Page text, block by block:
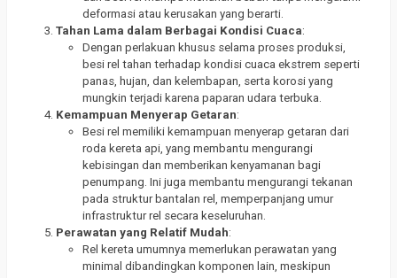
deformasi atau kerusakan yang berarti.
Tahan Lama dalam Berbagai Kondisi Cuaca:
Dengan perlakuan khusus selama proses produksi,
besi rel tahan terhadap kondisi cuaca ekstrem seperti
panas, hujan, dan kelembapan, serta korosi yang
mungkin terjadi karena paparan udara terbuka.
Kemampuan Menyerap Getaran:
Besi rel memiliki kemampuan menyerap getaran dari
roda kereta api, yang membantu mengurangi
kebisingan dan memberikan kenyamanan bagi
penumpang. Ini juga membantu mengurangi tekanan
pada struktur bantalan rel, memperpanjang umur
infrastruktur rel secara keseluruhan.
Perawatan yang Relatif Mudah:
Rel kereta umumnya memerlukan perawatan yang
minimal dibandingkan komponen lain, meskipun